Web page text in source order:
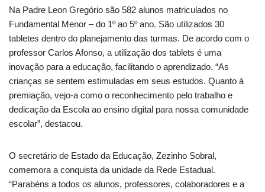
Na Padre Leon Gregório são 582 alunos matriculados no
Fundamental Menor – do 1º ao 5º ano. São utilizados 30
tabletes dentro do planejamento das turmas. De acordo com o
professor Carlos Afonso, a utilização dos tablets é uma
inovação para a educação, facilitando o aprendizado. “As
crianças se sentem estimuladas em seus estudos. Quanto à
premiação, vejo-a como o reconhecimento pelo trabalho e
dedicação da Escola ao ensino digital para nossa comunidade
escolar”, destacou.
O secretário de Estado da Educação, Zezinho Sobral,
comemora a conquista da unidade da Rede Estadual.
“Parabéns a todos os alunos, professores, colaboradores e a